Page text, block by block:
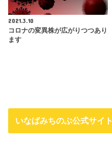
2021.3.10
コロナの変異株が広がりつつあり
ます
いなばみちのぶ公式サイト